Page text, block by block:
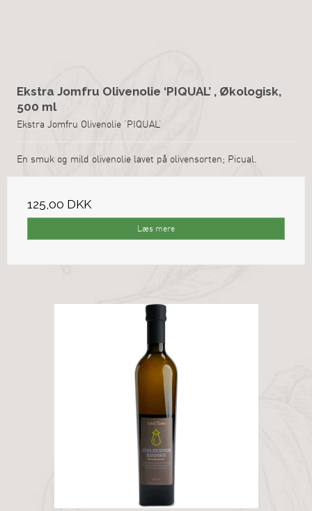
Ekstra Jomfru Olivenolie ‘PIQUAL’ , Økologisk,
500 ml
Ekstra Jomfru Olivenolie ‘PIQUAL’
En smuk og mild olivenolie lavet på olivensorten; Picual.
125,00 DKK
Læs mere